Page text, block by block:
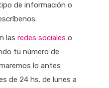
de información o
las redes sociales o
tu número de
lo antes
de 24 hs. de lunes a